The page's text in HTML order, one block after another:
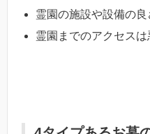
霊園の施設や設備の良
霊園までのアクセス